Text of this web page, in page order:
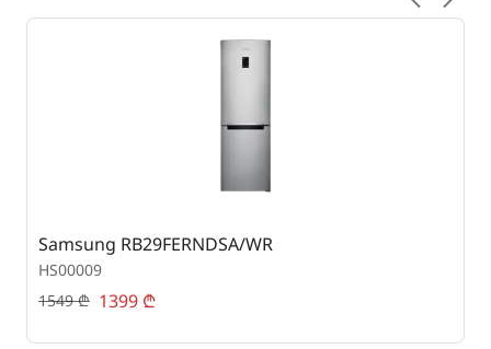
Samsung RB29FERNDSA/WR
HS00009
1549₾ 1399 ₾